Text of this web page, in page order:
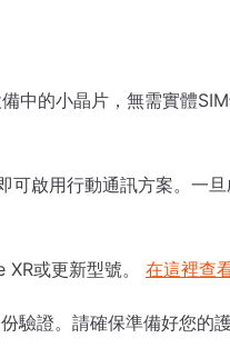
中的小晶片，無需實體
可啟用行動通訊方案。一
或更新型號。
在這裡查
驗證。請確保準備好您的